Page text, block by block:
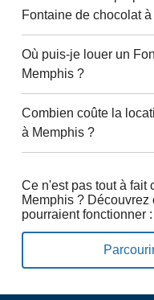
Fontaine de chocolat
Où puis-je louer un
Memphis ?
Combien coûte la
à Memphis ?
Ce n'est pas tout à fait
Memphis ?
pourraient fonctionner :